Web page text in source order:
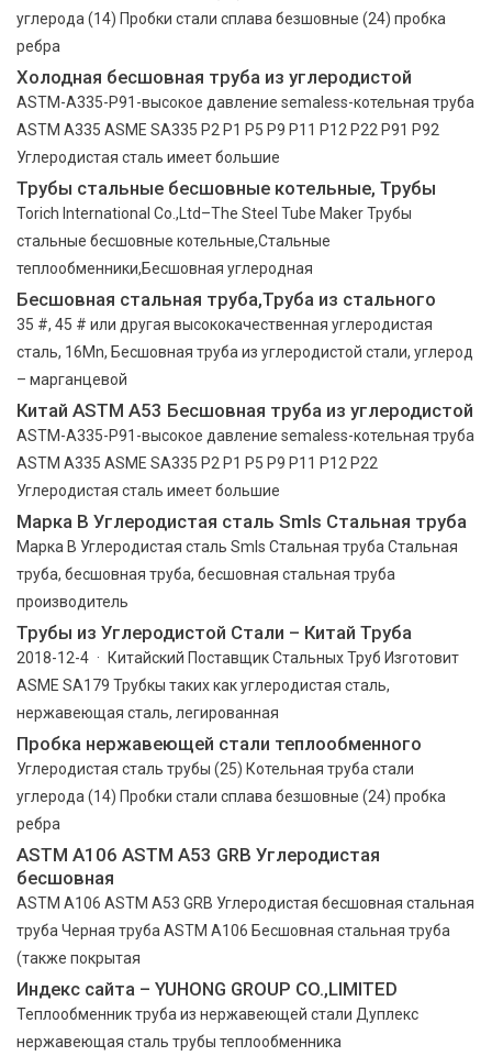
углерода (14) Пробки стали сплава безшовные (24) пробка
ребра
Холодная бесшовная труба из углеродистой
ASTM-A335-P91-высокое давление semaless-котельная труба
ASTM A335 ASME SA335 P2 P1 P5 P9 P11 P12 P22 P91 P92
Углеродистая сталь имеет большие
Трубы стальные бесшовные котельные, Трубы
Torich International Co.,Ltd–The Steel Tube Maker Трубы
стальные бесшовные котельные,Стальные
теплообменники,Бесшовная углеродная
Бесшовная стальная труба,Труба из стального
35 #, 45 # или другая высококачественная углеродистая
сталь, 16Mn, Бесшовная труба из углеродистой стали, углерод
– марганцевой
Китай ASTM A53 Бесшовная труба из углеродистой
ASTM-A335-P91-высокое давление semaless-котельная труба
ASTM A335 ASME SA335 P2 P1 P5 P9 P11 P12 P22
Углеродистая сталь имеет большие
Марка B Углеродистая сталь Smls Стальная труба
Марка B Углеродистая сталь Smls Стальная труба Стальная
труба, бесшовная труба, бесшовная стальная труба
производитель
Трубы из Углеродистой Стали – Китай Труба
2018-12-4 · Китайский Поставщик Стальных Труб Изготовит
ASME SA179 Трубкы таких как углеродистая сталь,
нержавеющая сталь, легированная
Пробка нержавеющей стали теплообменного
Углеродистая сталь трубы (25) Котельная труба стали
углерода (14) Пробки стали сплава безшовные (24) пробка
ребра
ASTM A106 ASTM A53 GRB Углеродистая
бесшовная
ASTM A106 ASTM A53 GRB Углеродистая бесшовная стальная
труба Черная труба ASTM A106 Бесшовная стальная труба
(также покрытая
Индекс сайта – YUHONG GROUP CO.,LIMITED
Теплообменник труба из нержавеющей стали Дуплекс
нержавеющая сталь трубы теплообменника